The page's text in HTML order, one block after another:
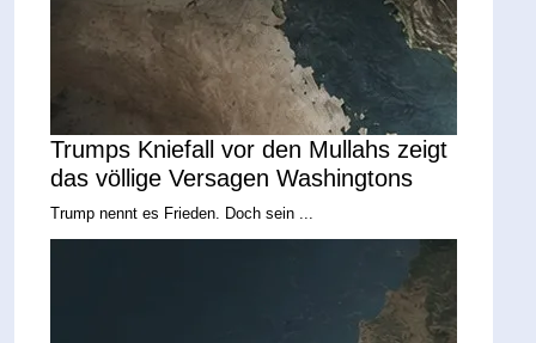
Trumps Kniefall vor den Mullahs zeigt
das völlige Versagen Washingtons
Trump nennt es Frieden. Doch sein ...